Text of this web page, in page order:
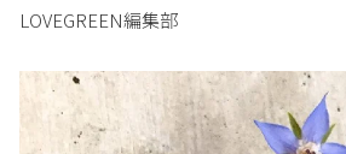
LOVEGREEN編集部